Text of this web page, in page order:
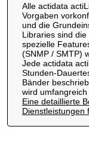
Alle actidata
Vorgaben
und die
Libraries sind
spezielle
(SNMP / SMTP)
Jede actidata
Stunden-
Bänder
wird umfangreich
Eine detaillierte
Dienstleistungen